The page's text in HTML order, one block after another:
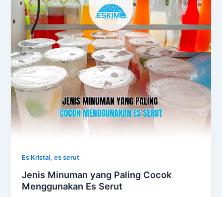
Es Kristal,es serut
Jenis Minuman yang Paling Cocok
Menggunakan Es Serut